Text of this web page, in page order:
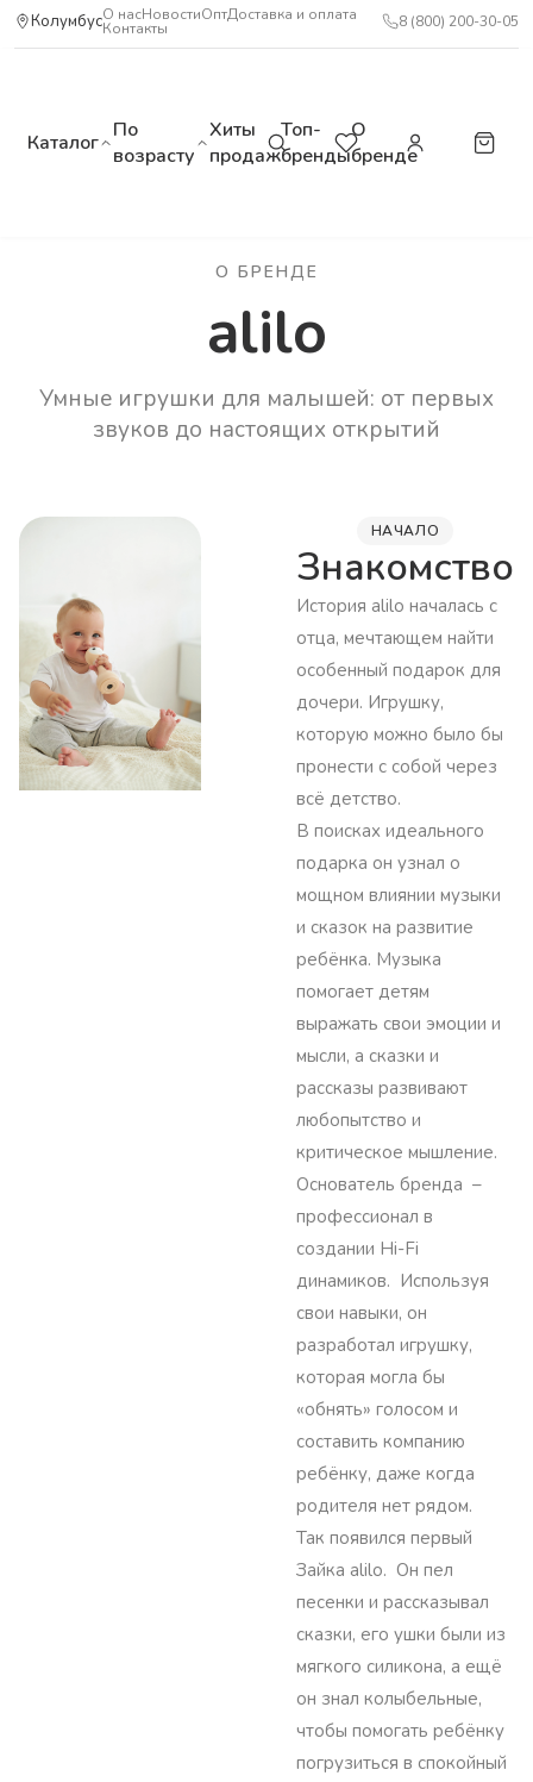
КолумбусО насНовостиОптДоставка и оплата
Контакты 8 (800) 200-30-05
Каталог По
возрасту
Хиты
продаж
Топ-
бренды
О
бренде
О БРЕНДЕ
alilo
Умные игрушки для малышей: от первых
звуков до настоящих открытий
НАЧАЛО
Знакомство
История alilo началась с
отца, мечтающем найти
особенный подарок для
дочери. Игрушку,
которую можно было бы
пронести с собой через
всё детство.
В поисках идеального
подарка он узнал о
мощном влиянии музыки
и сказок на развитие
ребёнка. Музыка
помогает детям
выражать свои эмоции и
мысли, а сказки и
рассказы развивают
любопытство и
критическое мышление.
Основатель бренда –
профессионал в
создании Hi-Fi
динамиков. Используя
свои навыки, он
разработал игрушку,
которая могла бы
«обнять» голосом и
составить компанию
ребёнку, даже когда
родителя нет рядом.
Так появился первый
Зайка alilo. Он пел
песенки и рассказывал
сказки, его ушки были из
мягкого силикона, а ещё
он знал колыбельные,
чтобы помогать ребёнку
погрузиться в спокойный